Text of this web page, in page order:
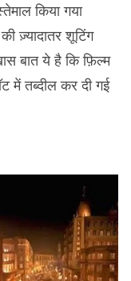
किया गया
ज़्यादातर शूटिंग
बात ये है कि फ़िल्म
में तब्दील कर दी गई